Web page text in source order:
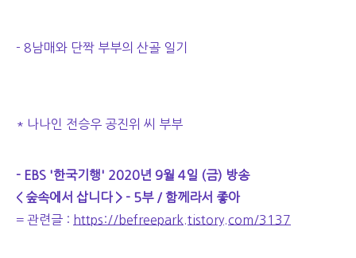
- 8남매와 단짝 부부의 산골 일기
* 나나인 전승우 공진위 씨 부부
- EBS '한국기행' 2020년 9월 4일 (금) 방송
< 숲속에서 삽니다 > - 5부 / 함께라서 좋아
= 관련글 : https://befreepark.tistory.com/3137